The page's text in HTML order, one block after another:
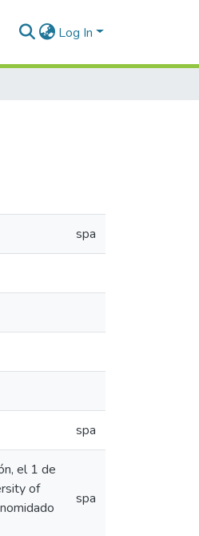
Log In
spa
spa
el 1 de
of
spa